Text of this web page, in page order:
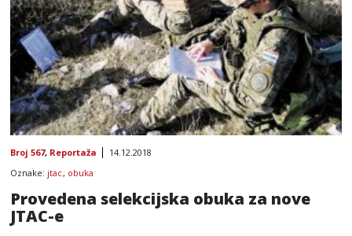
Broj 567, Reportaža
14.12.2018
Oznake: jtac, obuka
Provedena selekcijska obuka za nove
JTAC-e